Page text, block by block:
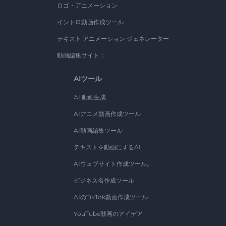
ロゴ・アニメーション
イントロ動画作成ツール
テキスト アニメーション ジェネレーター
動画編集サイト：
AIツール
AI 動画生成
AIアニメ動画作成ツール
AI動画編集ツール
テキストを動画にするAI
AIウェブサイト作成ツール。
ビジネス名作成ツール
AIのTikTok動画作成ツール
YouTube動画のアイデア